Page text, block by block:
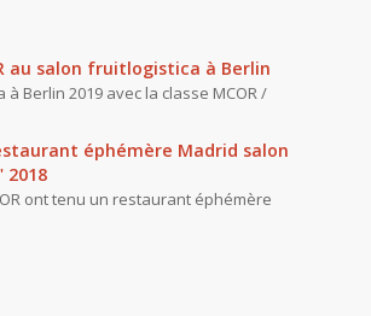
au salon fruitlogistica à Berlin
Berlin 2019 avec la classe MCOR /
éphémère Madrid salon
ont tenu un restaurant éphémère